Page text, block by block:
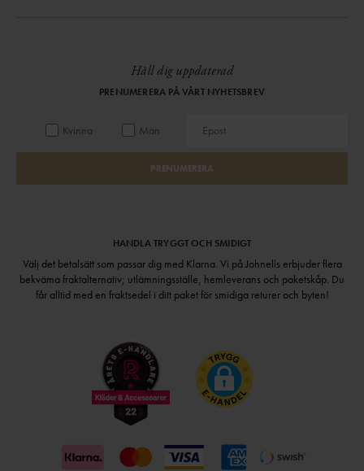
Håll dig uppdaterad
PRENUMERERA PÅ VÅRT NYHETSBREV
Kvinna Man
PRENUMERERA
HANDLA TRYGGT OCH SMIDIGT
Välj det betalsätt som passar dig med Klarna. Vi på Johnells erbjuder flera
bekväma fraktalternativ; utlämningsställe, hemleverans och paketskåp. Du
får alltid med en fraktsedel i ditt paket för smidiga returer och byten!